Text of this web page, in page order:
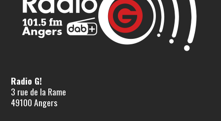
Radio G!
3 rue de la Rame
49100 Angers